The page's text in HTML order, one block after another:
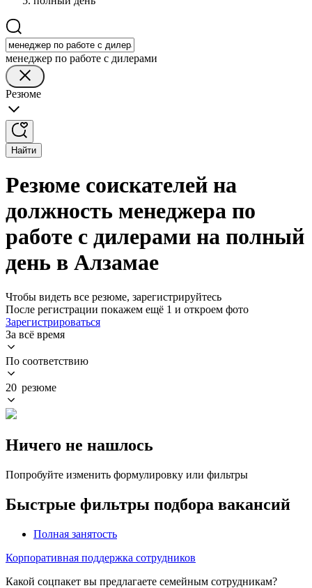
менеджер по работе с дилерами
Резюме
Найти
Резюме соискателей на
должность менеджера по
работе с дилерами на полный
день в Алзамае
Чтобы видеть все резюме, зарегистрируйтесь
После регистрации покажем ещё 1 и откроем фото
Зарегистрироваться
За всё время
По соответствию
20 резюме
Ничего не нашлось
Попробуйте изменить формулировку или фильтры
Быстрые фильтры подбора вакансий
Полная занятость
Корпоративная поддержка сотрудников
Какой соцпакет вы предлагаете семейным сотрудникам?